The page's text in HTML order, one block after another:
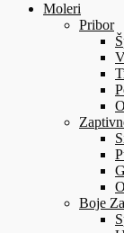
Moleri
Pribor
Boje